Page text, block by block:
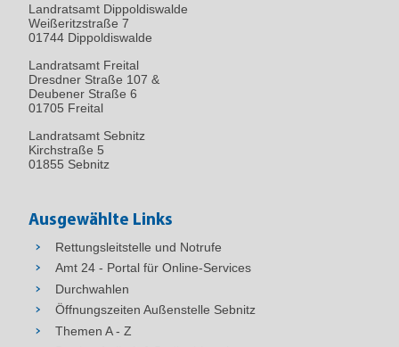
Landratsamt Dippoldiswalde
Weißeritzstraße 7
01744 Dippoldiswalde
Landratsamt Freital
Dresdner Straße 107 &
Deubener Straße 6
01705 Freital
Landratsamt Sebnitz
Kirchstraße 5
01855 Sebnitz
Ausgewählte Links
Rettungsleitstelle und Notrufe
Amt 24 - Portal für Online-Services
Durchwahlen
Öffnungszeiten Außenstelle Sebnitz
Themen A - Z